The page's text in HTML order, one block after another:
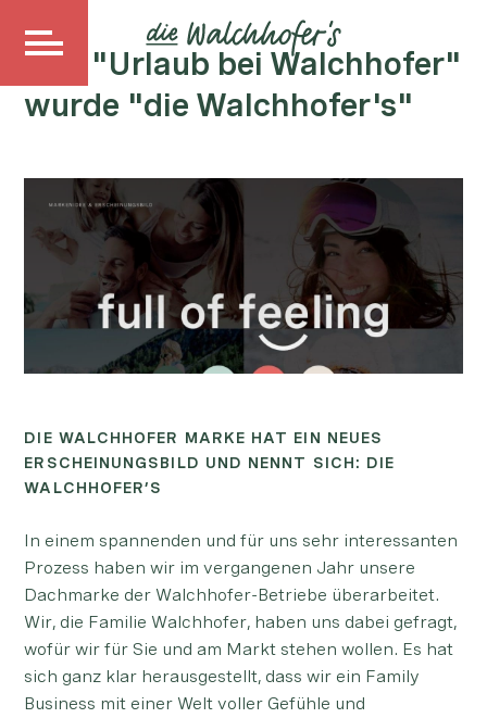
Aus "Urlaub bei Walchhofer"
wurde "die Walchhofer's"
DIE WALCHHOFER MARKE HAT EIN NEUES
ERSCHEINUNGSBILD UND NENNT SICH: DIE
WALCHHOFER’S
In einem spannenden und für uns sehr interessanten
Prozess haben wir im vergangenen Jahr unsere
Dachmarke der Walchhofer-Betriebe überarbeitet.
Wir, die Familie Walchhofer, haben uns dabei gefragt,
wofür wir für Sie und am Markt stehen wollen. Es hat
sich ganz klar herausgestellt, dass wir ein Family
Business mit einer Welt voller Gefühle und